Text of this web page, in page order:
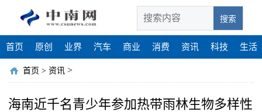
搜索
首页 原创 业界 汽车 商业 消费 资讯 科技 生活
首页 > 资讯 >
海南近千名青少年参加热带雨林生物多样性